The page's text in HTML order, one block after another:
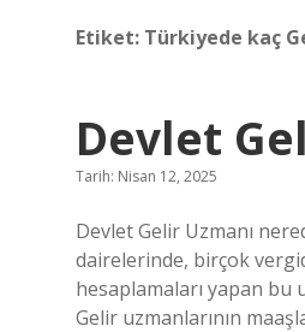
Etiket: Türkiyede kaç
Devlet
Tarih: Nisan 12, 2025
Devlet Gelir Uzmanı
dairelerinde, birçok
hesaplamaları yapan bu
Gelir uzmanlarının